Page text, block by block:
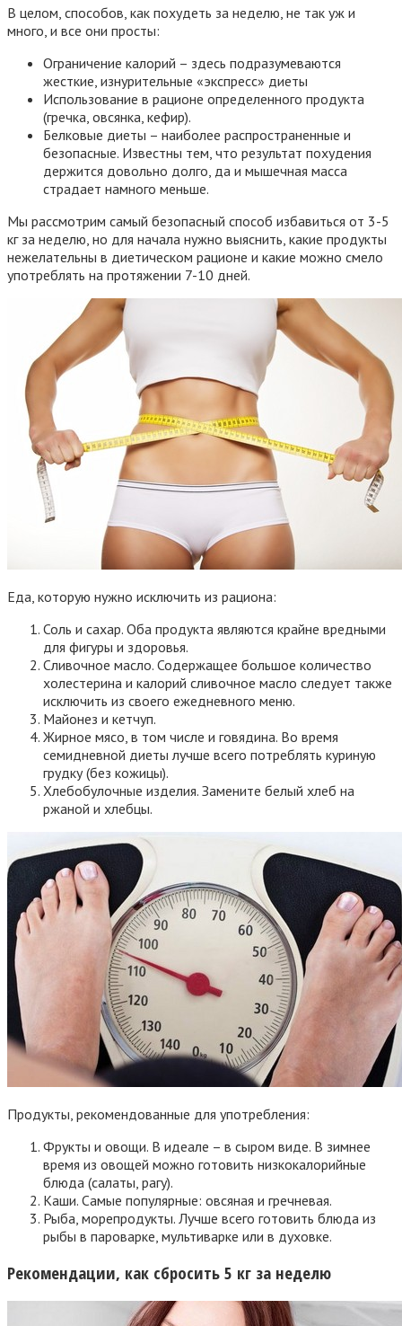
В целом, способов, как похудеть за неделю, не так уж и
много, и все они просты:
Ограничение калорий – здесь подразумеваются
жесткие, изнурительные «экспресс» диеты
Использование в рационе определенного продукта
(гречка, овсянка, кефир).
Белковые диеты – наиболее распространенные и
безопасные. Известны тем, что результат похудения
держится довольно долго, да и мышечная масса
страдает намного меньше.
Мы рассмотрим самый безопасный способ избавиться от 3-5
кг за неделю, но для начала нужно выяснить, какие продукты
нежелательны в диетическом рационе и какие можно смело
употреблять на протяжении 7-10 дней.
Еда, которую нужно исключить из рациона:
Соль и сахар. Оба продукта являются крайне вредными
для фигуры и здоровья.
Сливочное масло. Содержащее большое количество
холестерина и калорий сливочное масло следует также
исключить из своего ежедневного меню.
Майонез и кетчуп.
Жирное мясо, в том числе и говядина. Во время
семидневной диеты лучше всего потреблять куриную
грудку (без кожицы).
Хлебобулочные изделия. Замените белый хлеб на
ржаной и хлебцы.
Продукты, рекомендованные для употребления:
Фрукты и овощи. В идеале – в сыром виде. В зимнее
время из овощей можно готовить низкокалорийные
блюда (салаты, рагу).
Каши. Самые популярные: овсяная и гречневая.
Рыба, морепродукты. Лучше всего готовить блюда из
рыбы в пароварке, мультиварке или в духовке.
Рекомендации, как сбросить 5 кг за неделю